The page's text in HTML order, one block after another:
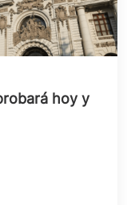
hoy y